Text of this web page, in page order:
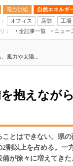
電力供給 自然エネルギ
オフィス 店舗 工場
：
全記事一覧 ニュー
風力や太陽...
抱えなが
とはできない。県
割以上を占める。一
が徐々に増えてきた